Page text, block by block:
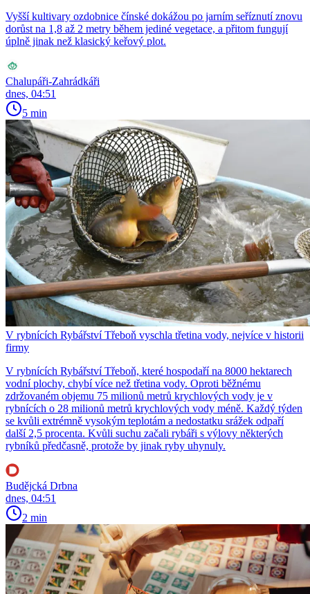
Vyšší kultivary ozdobnice čínské dokážou po jarním seříznutí znovu
dorůst na 1,8 až 2 metry během jediné vegetace, a přitom fungují
úplně jinak než klasický keřový plot.
Chalupáři-Zahrádkáři
dnes, 04:51
5 min
V rybnících Rybářství Třeboň vyschla třetina vody, nejvíce v historii
firmy
V rybnících Rybářství Třeboň, které hospodaří na 8000 hektarech
vodní plochy, chybí více než třetina vody. Oproti běžnému
zdržovaném objemu 75 milionů metrů krychlových vody je v
rybnících o 28 milionů metrů krychlových vody méně. Každý týden
se kvůli extrémně vysokým teplotám a nedostatku srážek odpaří
další 2,5 procenta. Kvůli suchu začali rybáři s výlovy některých
rybníků předčasně, protože by jinak ryby uhynuly.
Budějcká Drbna
dnes, 04:51
2 min